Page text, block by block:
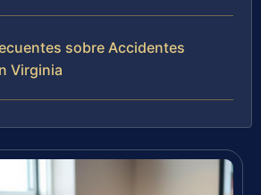
sobre Accidentes
Virginia